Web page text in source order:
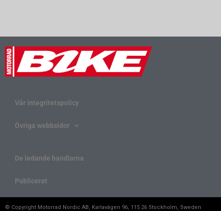
Vår integritetspolicy
Övriga webbsidor
De ledande handlarna
Publicerat
© Copyright Motorrad Nordic AB, Karlavägen 96, 115 26 Stockholm, Sweden